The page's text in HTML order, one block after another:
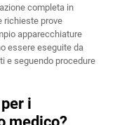
completa in
richieste prove
apparecchiature
essere eseguite da
e seguendo procedure
i